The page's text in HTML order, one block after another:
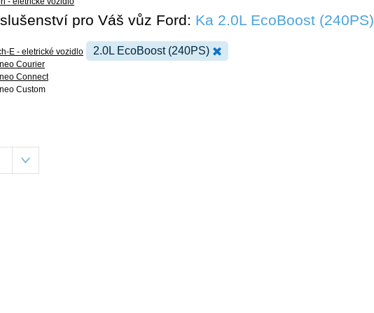
E - eletrické vozidlo
Courier
Connect
Custom
pro Váš vůz Ford: Ka 2.0L EcoBoost (240PS)
2.0L EcoBoost (240PS)